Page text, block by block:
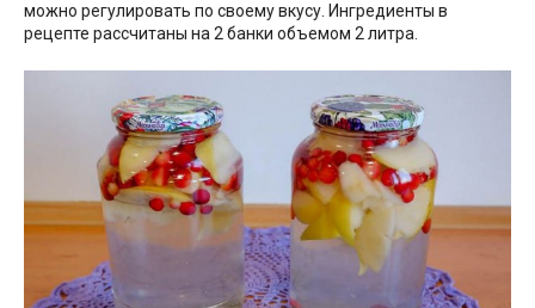
можно регулировать по своему вкусу. Ингредиенты в
рецепте рассчитаны на 2 банки объемом 2 литра.